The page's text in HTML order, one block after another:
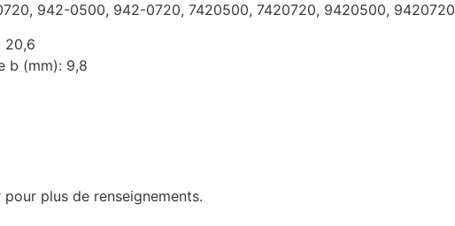
942-0500, 942-0720, 7420500, 7420720, 9420500, 9420720
20,6
b (mm): 9,8
plus de renseignements.